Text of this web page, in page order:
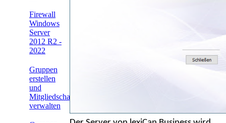
Firewall
Windows
Server
2012 R2 -
2022
Gruppen
erstellen
und
Mitgliedschaften
verwalten